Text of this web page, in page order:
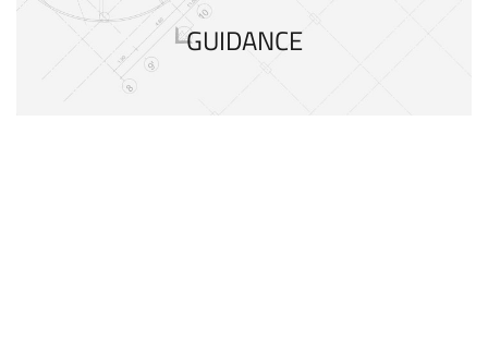
GUIDANCE